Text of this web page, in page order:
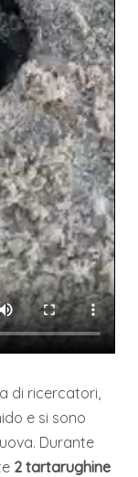
di ricercatori,
e si sono
Durante
2 tartarughine